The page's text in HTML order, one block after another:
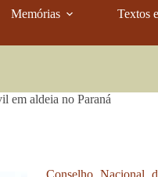
Memórias Textos
em aldeia no Paraná
Conselho Nacional